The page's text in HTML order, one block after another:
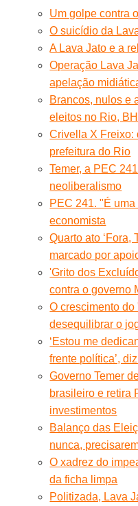
Um golpe contra
O suicídio da
A Lava Jato e a
Operação Lava
apelação
Brancos, nulos e
eleitos no Rio,
Crivella X Freixo:
prefeitura do Rio
Temer, a PEC
neoliberalismo
PEC 241. "É
economista
Quarto ato ‘Fora,
marcado por
'Grito dos
contra o governo
O crescimento do
desequilibrar o
‘Estou me
frente política’,
Governo Temer
brasileiro e retira
investimentos
Balanço das
nunca,
O xadrez do
da ficha limpa
Politizada, Lava